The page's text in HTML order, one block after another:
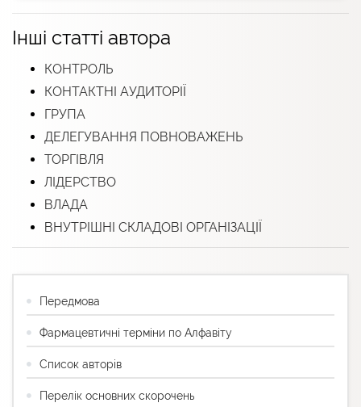
Інші статті автора
КОНТРОЛЬ
КОНТАКТНІ АУДИТОРІЇ
ГРУПА
ДЕЛЕГУВАННЯ ПОВНОВАЖЕНЬ
ТОРГІВЛЯ
ЛІДЕРСТВО
ВЛАДА
ВНУТРІШНІ СКЛАДОВІ ОРГАНІЗАЦІЇ
Передмова
Фармацевтичні терміни по Алфавіту
Список авторів
Перелік основних скорочень